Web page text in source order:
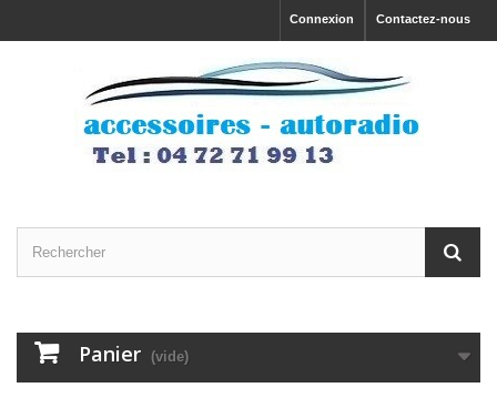
Contactez-nous
Connexion
Panier (vide)